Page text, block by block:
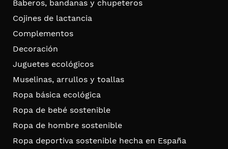
Baberos, bandanas y chupeteros
Cojines de lactancia
Complementos
Decoración
Juguetes ecológicos
Muselinas, arrullos y toallas
Ropa básica ecológica
Ropa de bebé sostenible
Ropa de hombre sostenible
Ropa deportiva sostenible hecha en España